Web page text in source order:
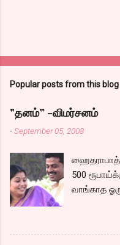
Popular posts from this blog
"தனம்” -விமர்சனம்
-September 05, 2008
500
வாங்காத